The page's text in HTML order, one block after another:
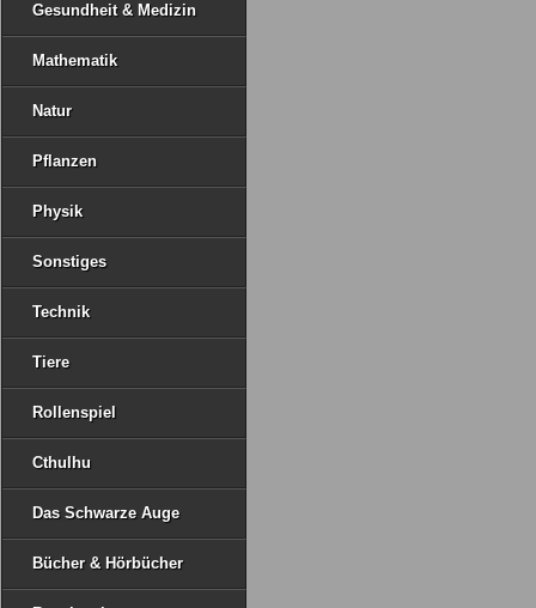
Gesundheit & Medizin
Mathematik
Natur
Pflanzen
Physik
Sonstiges
Technik
Tiere
Rollenspiel
Cthulhu
Das Schwarze Auge
Bücher & Hörbücher